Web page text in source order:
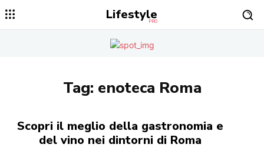
Lifestyle
PRO
Tag: enoteca Roma
Scopri il meglio della gastronomia e
del vino nei dintorni di Roma